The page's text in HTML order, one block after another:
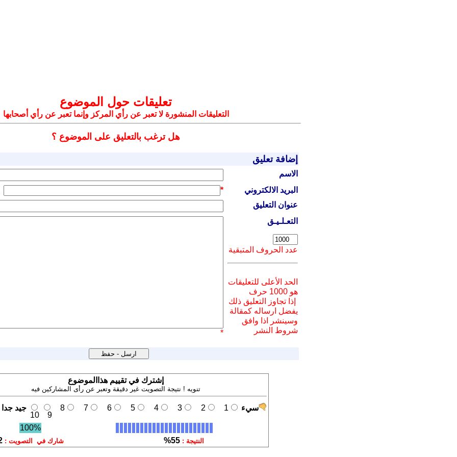
تعليقات حول الموضوع
التعليقات المنشورة لا تعبر عن رأي المركز وإنما تعبر عن رأي أصحابها
هل ترغب بالتعليق على الموضوع ؟
إضافة تعليق
الاسم
البريد الالكتروني
*
عنوان التعليق
التعـلـيـق
عدد الحروف المتبقية
الحد الأعلى للتعليقات
هو 1000 حرف
إذا تجاوز التعليق ذلك
يفضل ارساله كمقالة
وسينشر اذا وافق
شروط النشر
*
إشترك في تقييم هذاالموضوع
تنويه ! نتيجة التصويت غير دقيقة وتعبر عن رأى المشاركين فيه
سيء 1
2
3
4
5
6
7
8
9
10
جيد جدا
100%
النتيجة : 55% شارك في التصويت :